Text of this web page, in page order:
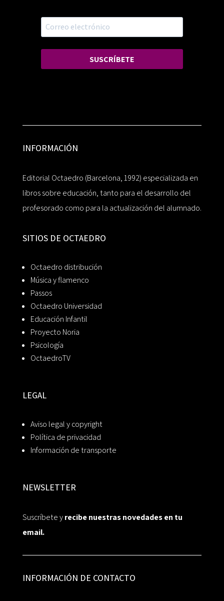
SUSCRÍBETE
INFORMACIÓN
Editorial Octaedro (Barcelona, 1992) especializada en
libros sobre educación, tanto para el desarrollo del
profesorado como para la actualización del alumnado.
SITIOS DE OCTAEDRO
Octaedro distribución
Música y flamenco
Passos
Octaedro Universidad
Educación Infantil
Proyecto Noria
Psicología
OctaedroTV
LEGAL
Aviso legal y copyright
Política de privacidad
Información de transporte
NEWSLETTER
Suscríbete yrecibe nuestras novedades en tu
email.
INFORMACIÓN DE CONTACTO